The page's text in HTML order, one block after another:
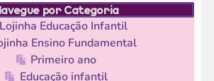
por Categoria
Lojinha Educação Infantil
Ensino Fundamental
Primeiro ano
Educação infantil